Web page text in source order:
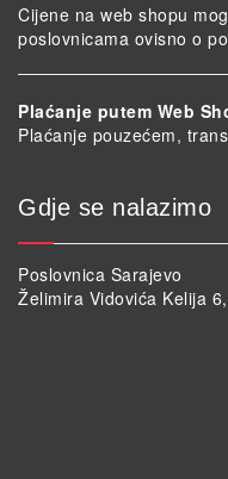
Cijene na web shopu
poslovnicama ovisno o
Plaćanje putem Web
Plaćanje pouzećem,
Gdje se nalazimo
Poslovnica Sarajevo
Želimira Vidovića Kelija